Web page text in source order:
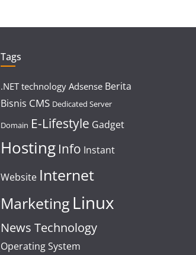
Tags
.NET technology Adsense Berita
Bisnis CMS Dedicated Server
Domain E-Lifestyle Gadget
Hosting Info Instant
Website Internet
Marketing Linux
News Technology
Operating System